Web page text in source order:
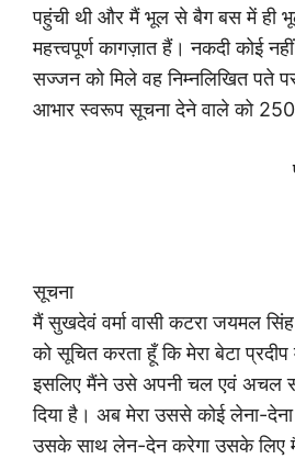
पहुंची थी और मैं भूल से बैग बस में ही
महत्त्वपूर्ण कागज़ात हैं। नकदी कोई
सज्जन को मिले वह निम्नलिखित पते
आभार स्वरूप सूचना देने वाले को
सूचना
मैं सुखदेवं वर्मा वासी कटरा जयमल
को सूचित करता हूँ कि मेरा बेटा
इसलिए मैंने उसे अपनी चल एवं अचल
दिया है। अब मेरा उससे कोई लेना-देना
उसके साथ लेन-देन करेगा उसके लिए मैं